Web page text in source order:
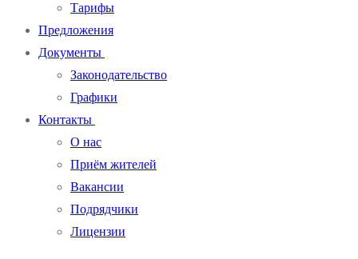
Тарифы
Предложения
Документы
Законодательство
Графики
Контакты
О нас
Приём жителей
Вакансии
Подрядчики
Лицензии